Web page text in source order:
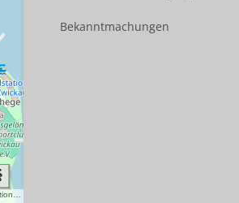
Bekanntmachungen